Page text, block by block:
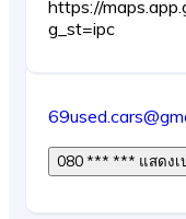
https://
g_st=ipc
080 *** *** แส